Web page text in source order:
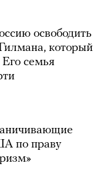
освободить
который
семья
по праву